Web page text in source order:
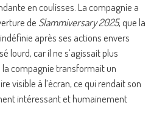
en coulisses. La compagnie a
de Slammiversary 2025, que la
après ses actions envers
lourd, car il ne s’agissait plus
la compagnie transformait un
visible à l’écran, ce qui rendait son
intéressant et humainement